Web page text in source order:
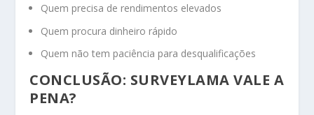
Quem precisa de rendimentos elevados
Quem procura dinheiro rápido
Quem não tem paciência para desqualificações
CONCLUSÃO: SURVEYLAMA VALE A
PENA?